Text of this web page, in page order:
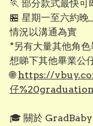
🏃 部分款式最快
🏪 星期一至六約
情況以溝通為實
*另有大量其他角
想睇下其他畢業公
🌐 https://
仔
🎓 關於 GradBaby